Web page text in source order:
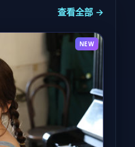
查看全部 →
NEW